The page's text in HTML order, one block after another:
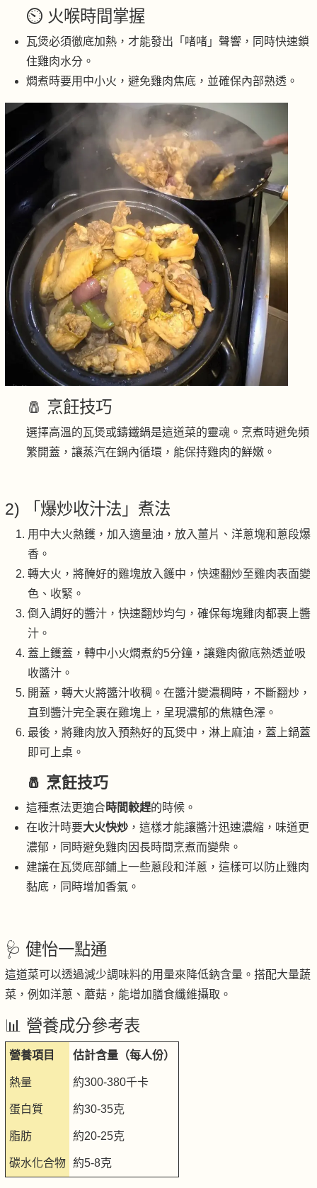
⏲️ 火喉時間掌握
瓦煲必須徹底加熱，才能發出「啫啫」聲響，同時快速鎖
住雞肉水分。
燜煮時要用中小火，避免雞肉焦底，並確保內部熟透。
🧂 烹飪技巧
選擇高溫的瓦煲或鑄鐵鍋是這道菜的靈魂。烹煮時避免頻
繁開蓋，讓蒸汽在鍋內循環，能保持雞肉的鮮嫩。
2) 「爆炒收汁法」煮法
用中大火熱鑊，加入適量油，放入薑片、洋蔥塊和蔥段爆
香。
轉大火，將醃好的雞塊放入鑊中，快速翻炒至雞肉表面變
色、收緊。
倒入調好的醬汁，快速翻炒均勻，確保每塊雞肉都裹上醬
汁。
蓋上鑊蓋，轉中小火燜煮約5分鐘，讓雞肉徹底熟透並吸
收醬汁。
開蓋，轉大火將醬汁收稠。在醬汁變濃稠時，不斷翻炒，
直到醬汁完全裹在雞塊上，呈現濃郁的焦糖色澤。
最後，將雞肉放入預熱好的瓦煲中，淋上麻油，蓋上鍋蓋
即可上桌。
🧂 烹飪技巧
這種煮法更適合時間較趕的時候。
在收汁時要大火快炒 ，這樣才能讓醬汁迅速濃縮，味道更
濃郁，同時避免雞肉因長時間烹煮而變柴。
建議在瓦煲底部鋪上一些蔥段和洋蔥，這樣可以防止雞肉
黏底，同時增加香氣。
🩺 健怡一點通
這道菜可以透過減少調味料的用量來降低鈉含量。搭配大量蔬
菜，例如洋蔥、蘑菇，能增加膳食纖維攝取。
📊 營養成分參考表
營養項目 估計含量（每人份）
熱量 約300-380千卡
蛋白質 約30-35克
脂肪 約20-25克
碳水化合物 約5-8克